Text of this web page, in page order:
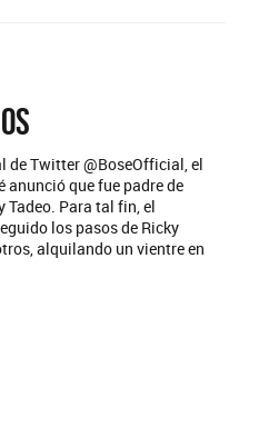
de Twitter @BoseOfficial, el
que fue padre de
Tadeo. Para tal fin, el
los pasos de Ricky
alquilando un vientre en